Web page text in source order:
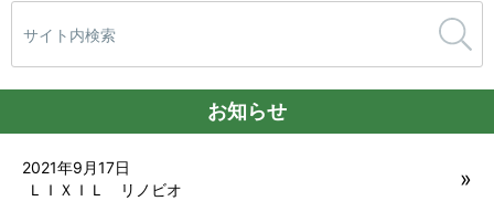
索:
お知らせ
ＬＩＸＩＬ リノビオ
2021年9月17日